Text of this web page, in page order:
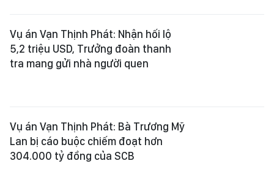
Vụ án Vạn Thịnh Phát: Nhận hối lộ
5,2 triệu USD, Trưởng đoàn thanh
tra mang gửi nhà người quen
Vụ án Vạn Thịnh Phát: Bà Trương Mỹ
Lan bị cáo buộc chiếm đoạt hơn
304.000 tỷ đồng của SCB